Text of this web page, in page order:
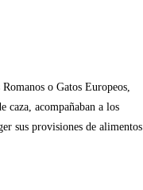
o Gatos Europeos,
caza, acompañaban a los
sus provisiones de alimentos